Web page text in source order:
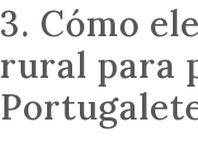
3. Cómo
rural para